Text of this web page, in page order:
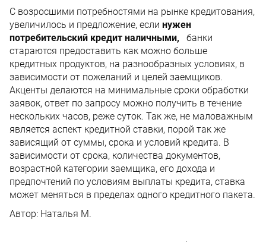
С возросшими потребностями на рынке кредитования,
увеличилось и предложение, если нужен
потребительский кредит наличными,
банки
стараются предоставить как можно больше
кредитных продуктов, на разнообразных условиях, в
зависимости от пожеланий и целей заемщиков.
Акценты делаются на минимальные сроки обработки
заявок, ответ по запросу можно получить в течение
нескольких часов, реже суток. Так же, не маловажным
является аспект кредитной ставки, порой так же
зависящий от суммы, срока и условий кредита. В
зависимости от срока, количества документов,
возрастной категории заемщика, его дохода и
предпочтений по условиям выплаты кредита, ставка
может меняться в пределах одного кредитного пакета.
Автор: Наталья М.